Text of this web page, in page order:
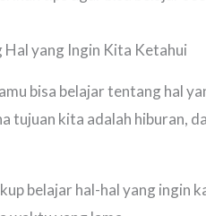
Hal yang Ingin Kita Ketahui
bisa belajar tentang hal
tujuan kita adalah hiburan,
belajar hal-hal yang ingin